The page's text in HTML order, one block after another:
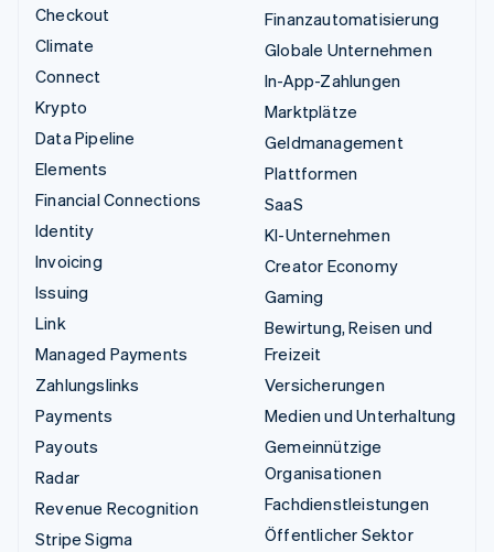
Checkout
Climate
Connect
Krypto
Data Pipeline
Elements
Financial Connections
Identity
Invoicing
Issuing
Link
Managed Payments
Zahlungslinks
Payments
Payouts
Radar
Revenue Recognition
Stripe Sigma
Finanzautomatisierung
Globale Unternehmen
In-App-Zahlungen
Marktplätze
Geldmanagement
Plattformen
SaaS
KI-Unternehmen
Creator Economy
Gaming
Bewirtung, Reisen und
Freizeit
Versicherungen
Medien und Unterhaltung
Gemeinnützige
Organisationen
Fachdienstleistungen
Öffentlicher Sektor